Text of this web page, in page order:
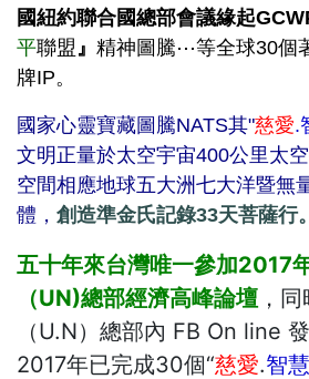
國紐約聯合國總部會議緣起
平聯盟 』 精神圖騰⋯等全球30個
牌IP。
國家心靈寶藏圖騰NATS其"慈愛.
文明正量於太空宇宙400公里太
空間相應地球五大洲七大洋暨無
體， 創造準金氏記錄33天菩薩行。
五十年來台灣唯一參加2017
（UN)總部經濟高峰論壇 ，
（U.N）總部內 FB On line
2017年已完成30個“慈愛.智慧